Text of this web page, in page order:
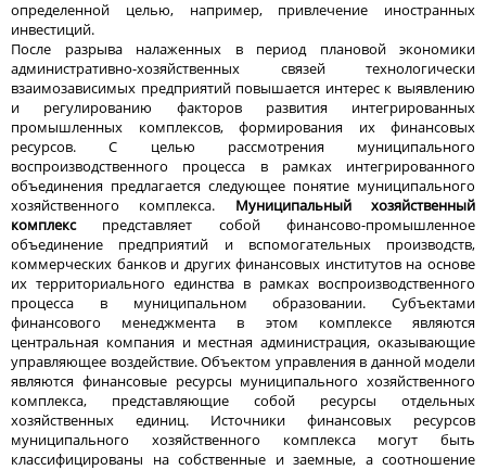
определенной целью, например, привлечение иностранных
инвестиций.
После разрыва налаженных в период плановой экономики
административно-хозяйственных связей технологически
взаимозависимых предприятий повышается интерес к выявлению
и регулированию факторов развития интегрированных
промышленных комплексов, формирования их финансовых
ресурсов. С целью рассмотрения муниципального
воспроизводственного процесса в рамках интегрированного
объединения предлагается следующее понятие муниципального
хозяйственного комплекса. Муниципальный хозяйственный
комплекспредставляет собой финансово-промышленное
объединение предприятий и вспомогательных производств,
коммерческих банков и других финансовых институтов на основе
их территориального единства в рамках воспроизводственного
процесса в муниципальном образовании. Субъектами
финансового менеджмента в этом комплексе являются
центральная компания и местная администрация, оказывающие
управляющее воздействие. Объектом управления в данной модели
являются финансовые ресурсы муниципального хозяйственного
комплекса, представляющие собой ресурсы отдельных
хозяйственных единиц. Источники финансовых ресурсов
муниципального хозяйственного комплекса могут быть
классифицированы на собственные и заемные, а соотношение